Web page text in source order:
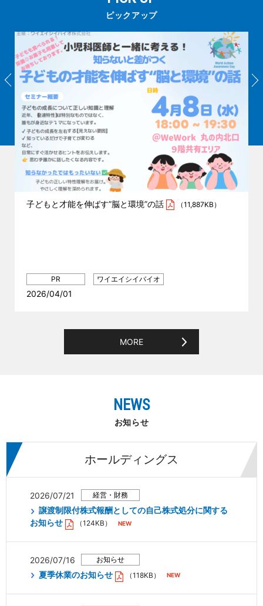
ピックアップ
2026/04/01
子どもと才能を伸ばす”脳と環境”の話 （11,887KB）
MORE
NEWS
お知らせ
ホールディングス
2026/07/21
譲渡制限付株式報酬としての自己株式処分に関する
お知らせ
（124KB）
2026/07/16
夏季休業のお知らせ
（118KB）